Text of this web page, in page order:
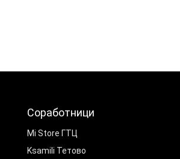
Соработници
Mi Store ГТЦ
Ksamili Тетово